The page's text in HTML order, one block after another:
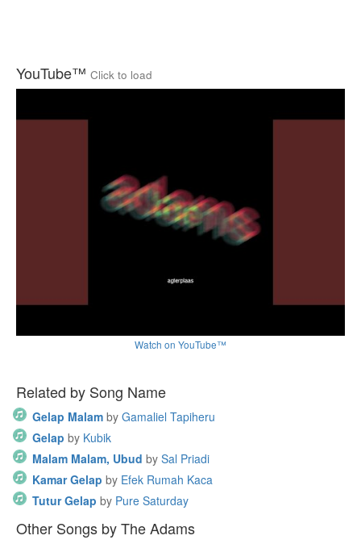
YouTube™ Click to load
Watch on YouTube™
Related by Song Name
Gelap Malam by Gamaliel Tapiheru
Gelap by Kubik
Malam Malam, Ubud by Sal Priadi
Kamar Gelap by Efek Rumah Kaca
Tutur Gelap by Pure Saturday
Other Songs by The Adams